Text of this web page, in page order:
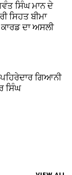
ਸਿੰਘ ਮਾਨ ਦੇ
ਸਿਹਤ ਬੀਮਾ
ਦਾ ਅਸਲੀ
ਗਿਆਨੀ
ਸਿੰਘ